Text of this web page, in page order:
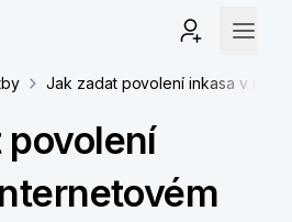
Jak zadat povolení inkasa v
povolení